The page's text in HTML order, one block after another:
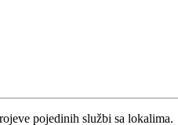
pojedinih službi sa lokalima.